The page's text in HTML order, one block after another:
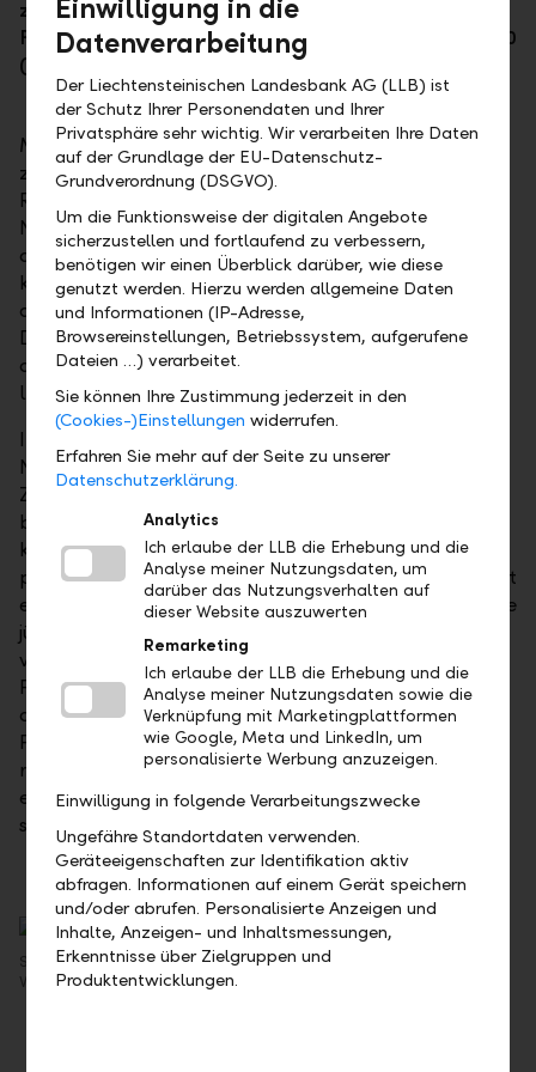
zweithöchsten Nominalvolumen aller Schweizer-
Franken-Anleihen entspricht, erfolgt am 6. Juli 2020
(ISIN: CH0021908907).
Massgebend für Investitionen in Staatsanleihen ist
zudem die Duration des Index, der alle Titel mit einer
Restlaufzeit von mehr als einem Jahr erfasst.
Nachdem im April 2021 die nächste grosse Fälligkeit
ansteht, dürfte die Index-Duration bereits im
kommenden Frühjahr deutlich ansteigen und somit
den langjährigen Trend fortsetzen. Die mittlere
Duration schweizerischer Staatsanleihen hat sich in
den vergangenen 10 Jahren nahezu verdoppelt und
liegt nun bei 12.7 Jahren.
In dieses Bild reihen sich auch die beiden
Neuemissionen aus diesem Jahr ein, die ohne
Zinscoupon und mit Laufzeiten bis 2034
beziehungsweise 2039 begeben wurden. Aktuell wird
keine schweizerische Staatsanleihe mit einer
positiven Verfallsrendite gehandelt. Dennoch besteht
eine hohe Nachfrage nach Ultra-Langläufern, was die
jüngste Verflachung der Renditekurve bei Laufzeiten
von mehr als zehn Jahren belegt. Für Investoren mit
Fokus auf eine regulatorische Privilegierung sollte
deshalb kein Weg vorbeiführen an Schweizer-
Franken-Anleihen ausländischer Förderbanken oder
regionaler Gebietskörperschaften. Zumal diese
erhebliche Renditeaufschläge gegenüber
schweizerischen Staatsanleihen bieten können.
Stefan Rösch, Senior Portfolio Manager, LLB Asset Management AG,
Vaduz
Einwilligung in die
Datenverarbeitung
Der Liechtensteinischen Landesbank AG (LLB) ist
der Schutz Ihrer Personendaten und Ihrer
Privatsphäre sehr wichtig. Wir verarbeiten Ihre Daten
auf der Grundlage der EU-Datenschutz-
Grundverordnung (DSGVO).
Um die Funktionsweise der digitalen Angebote
sicherzustellen und fortlaufend zu verbessern,
benötigen wir einen Überblick darüber, wie diese
genutzt werden. Hierzu werden allgemeine Daten
und Informationen (IP-Adresse,
Browsereinstellungen, Betriebssystem, aufgerufene
Dateien …) verarbeitet.
Sie können Ihre Zustimmung jederzeit in den
(Cookies-)Einstellungen widerrufen.
Erfahren Sie mehr auf der Seite zu unserer
Datenschutzerklärung.
Analytics
Ich erlaube der LLB die Erhebung und die
Analyse meiner Nutzungsdaten, um
darüber das Nutzungsverhalten auf
dieser Website auszuwerten
Remarketing
Ich erlaube der LLB die Erhebung und die
Analyse meiner Nutzungsdaten sowie die
Verknüpfung mit Marketingplattformen
wie Google, Meta und LinkedIn, um
personalisierte Werbung anzuzeigen.
Einwilligung in folgende Verarbeitungszwecke
Ungefähre Standortdaten verwenden.
Geräteeigenschaften zur Identifikation aktiv
abfragen. Informationen auf einem Gerät speichern
und/oder abrufen. Personalisierte Anzeigen und
Inhalte, Anzeigen- und Inhaltsmessungen,
Erkenntnisse über Zielgruppen und
Produktentwicklungen.